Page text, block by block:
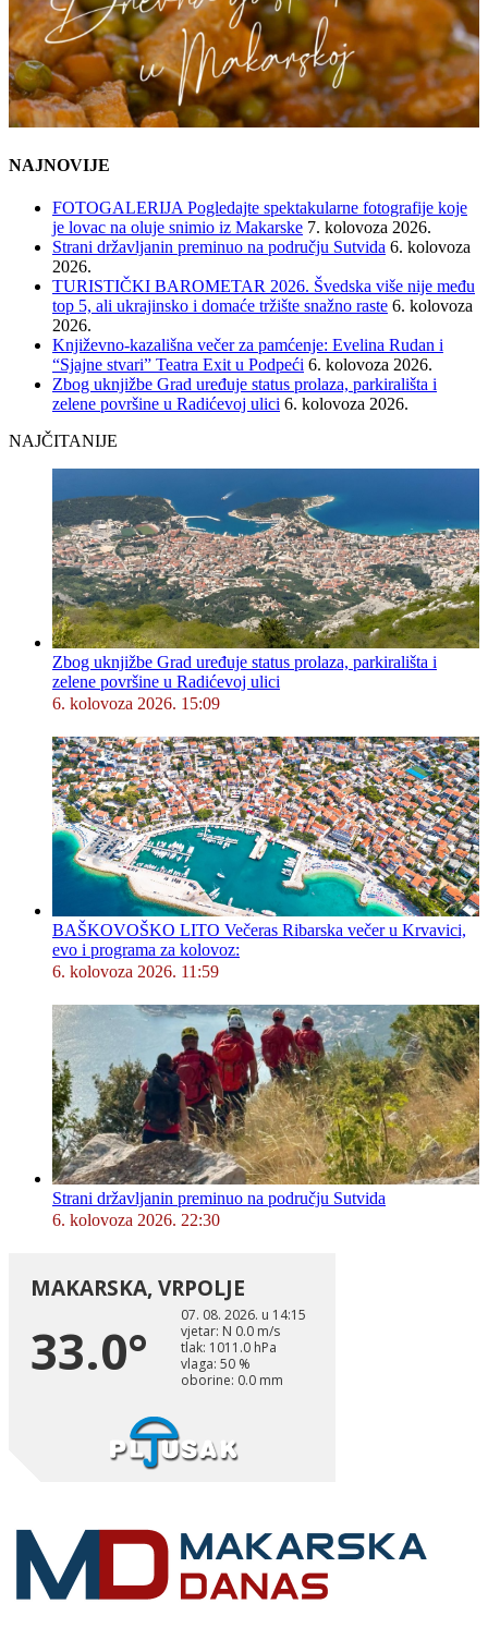
NAJNOVIJE
FOTOGALERIJA Pogledajte spektakularne fotografije koje
je lovac na oluje snimio iz Makarske 7. kolovoza 2026.
Strani državljanin preminuo na području Sutvida 6. kolovoza
2026.
TURISTIČKI BAROMETAR 2026. Švedska više nije među
top 5, ali ukrajinsko i domaće tržište snažno raste 6. kolovoza
2026.
Književno-kazališna večer za pamćenje: Evelina Rudan i
“Sjajne stvari” Teatra Exit u Podpeći 6. kolovoza 2026.
Zbog uknjižbe Grad uređuje status prolaza, parkirališta i
zelene površine u Radićevoj ulici 6. kolovoza 2026.
NAJČITANIJE
Zbog uknjižbe Grad uređuje status prolaza, parkirališta i
zelene površine u Radićevoj ulici
6. kolovoza 2026. 15:09
BAŠKOVOŠKO LITO Večeras Ribarska večer u Krvavici,
evo i programa za kolovoz:
6. kolovoza 2026. 11:59
Strani državljanin preminuo na području Sutvida
6. kolovoza 2026. 22:30